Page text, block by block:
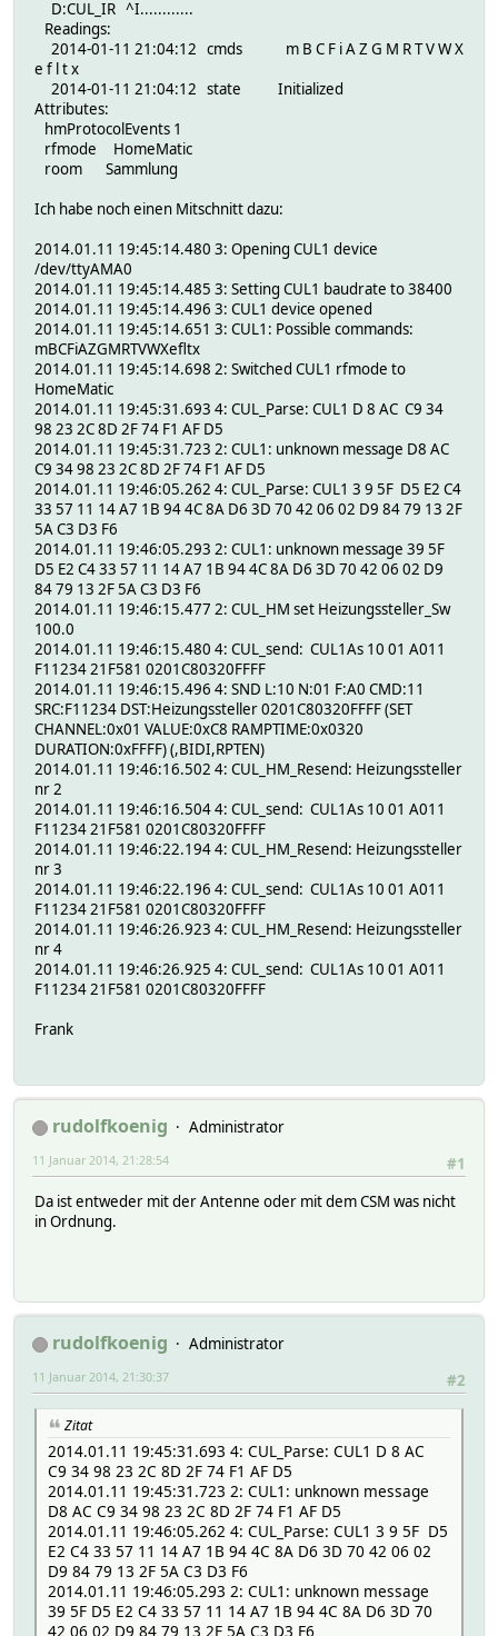
D:CUL_IR ^I............
Readings:
2014-01-11 21:04:12 cmds m B C F i A Z G M R T V W X
e f l t x
2014-01-11 21:04:12 state Initialized
Attributes:
hmProtocolEvents 1
rfmode HomeMatic
room Sammlung
Ich habe noch einen Mitschnitt dazu:
2014.01.11 19:45:14.480 3: Opening CUL1 device
/dev/ttyAMA0
2014.01.11 19:45:14.485 3: Setting CUL1 baudrate to 38400
2014.01.11 19:45:14.496 3: CUL1 device opened
2014.01.11 19:45:14.651 3: CUL1: Possible commands:
mBCFiAZGMRTVWXefltx
2014.01.11 19:45:14.698 2: Switched CUL1 rfmode to
HomeMatic
2014.01.11 19:45:31.693 4: CUL_Parse: CUL1 D 8 AC C9 34
98 23 2C 8D 2F 74 F1 AF D5
2014.01.11 19:45:31.723 2: CUL1: unknown message D8 AC
C9 34 98 23 2C 8D 2F 74 F1 AF D5
2014.01.11 19:46:05.262 4: CUL_Parse: CUL1 3 9 5F D5 E2 C4
33 57 11 14 A7 1B 94 4C 8A D6 3D 70 42 06 02 D9 84 79 13 2F
5A C3 D3 F6
2014.01.11 19:46:05.293 2: CUL1: unknown message 39 5F
D5 E2 C4 33 57 11 14 A7 1B 94 4C 8A D6 3D 70 42 06 02 D9
84 79 13 2F 5A C3 D3 F6
2014.01.11 19:46:15.477 2: CUL_HM set Heizungssteller_Sw
100.0
2014.01.11 19:46:15.480 4: CUL_send: CUL1As 10 01 A011
F11234 21F581 0201C80320FFFF
2014.01.11 19:46:15.496 4: SND L:10 N:01 F:A0 CMD:11
SRC:F11234 DST:Heizungssteller 0201C80320FFFF (SET
CHANNEL:0x01 VALUE:0xC8 RAMPTIME:0x0320
DURATION:0xFFFF) (,BIDI,RPTEN)
2014.01.11 19:46:16.502 4: CUL_HM_Resend: Heizungssteller
nr 2
2014.01.11 19:46:16.504 4: CUL_send: CUL1As 10 01 A011
F11234 21F581 0201C80320FFFF
2014.01.11 19:46:22.194 4: CUL_HM_Resend: Heizungssteller
nr 3
2014.01.11 19:46:22.196 4: CUL_send: CUL1As 10 01 A011
F11234 21F581 0201C80320FFFF
2014.01.11 19:46:26.923 4: CUL_HM_Resend: Heizungssteller
nr 4
2014.01.11 19:46:26.925 4: CUL_send: CUL1As 10 01 A011
F11234 21F581 0201C80320FFFF
Frank
rudolfkoenig
Administrator
#1
11 Januar 2014, 21:28:54
Da ist entweder mit der Antenne oder mit dem CSM was nicht
in Ordnung.
rudolfkoenig
Administrator
#2
11 Januar 2014, 21:30:37
Zitat
2014.01.11 19:45:31.693 4: CUL_Parse: CUL1 D 8 AC
C9 34 98 23 2C 8D 2F 74 F1 AF D5
2014.01.11 19:45:31.723 2: CUL1: unknown message
D8 AC C9 34 98 23 2C 8D 2F 74 F1 AF D5
2014.01.11 19:46:05.262 4: CUL_Parse: CUL1 3 9 5F D5
E2 C4 33 57 11 14 A7 1B 94 4C 8A D6 3D 70 42 06 02
D9 84 79 13 2F 5A C3 D3 F6
2014.01.11 19:46:05.293 2: CUL1: unknown message
39 5F D5 E2 C4 33 57 11 14 A7 1B 94 4C 8A D6 3D 70
42 06 02 D9 84 79 13 2F 5A C3 D3 F6